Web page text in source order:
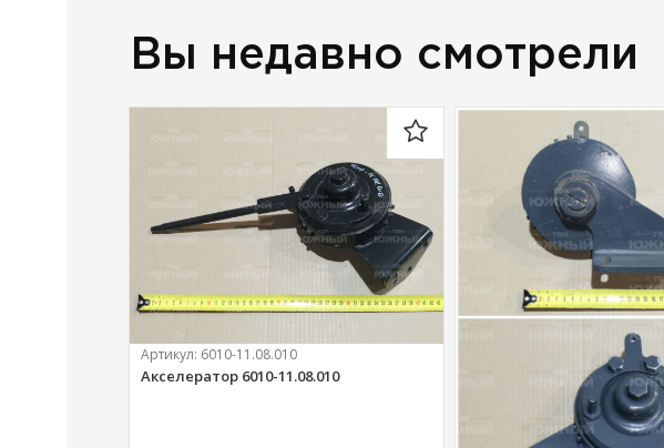
Вы недавно смотрели
Артикул: 6010-11.08.010
Акселератор 6010-11.08.010